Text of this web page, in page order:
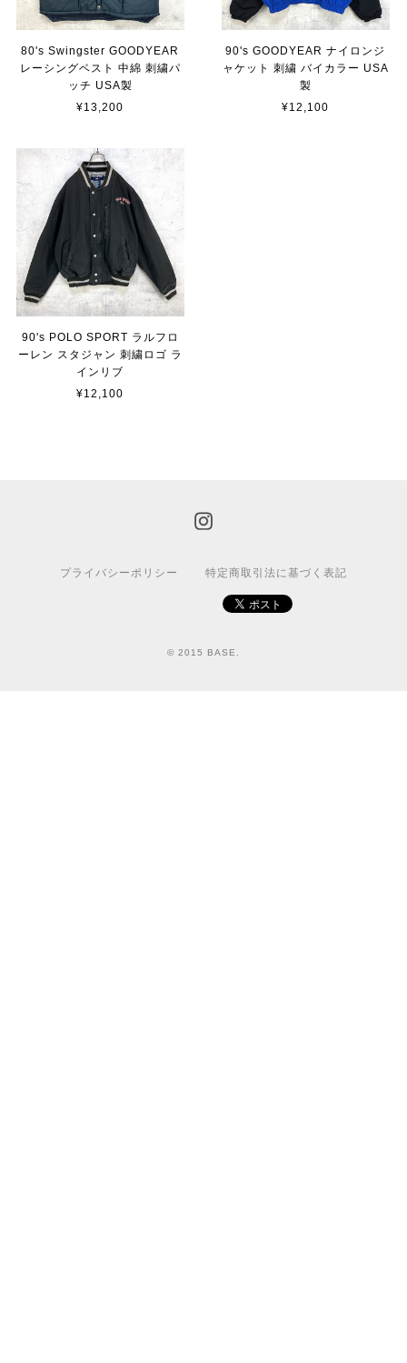
80's Swingster GOODYEAR
レーシングベスト 中綿 刺繍パ
ッチ USA製
¥13,200
90's GOODYEAR ナイロンジ
ャケット 刺繍 バイカラー USA
製
¥12,100
90's POLO SPORT ラルフロ
ーレン スタジャン 刺繍ロゴ ラ
インリブ
¥12,100
プライバシーポリシー 特定商取引法に基づく表記
© 2015 BASE.